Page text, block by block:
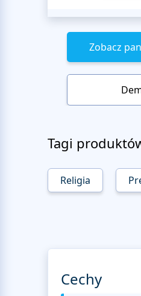
Zobacz
Tagi
Religia
Cechy